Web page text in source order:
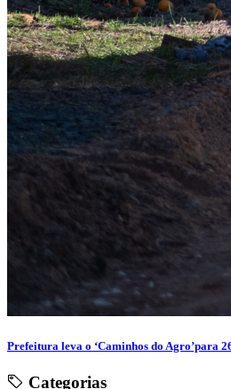
Prefeitura leva o ‘Caminhos do Agro’para
Categorias